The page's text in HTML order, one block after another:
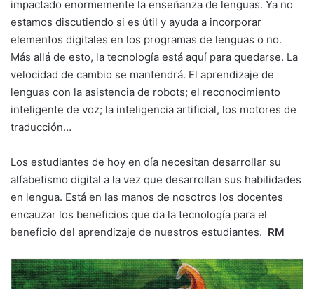
impactado enormemente la enseñanza de lenguas. Ya no
estamos discutiendo si es útil y ayuda a incorporar
elementos digitales en los programas de lenguas o no.
Más allá de esto, la tecnología está aquí para quedarse. La
velocidad de cambio se mantendrá. El aprendizaje de
lenguas con la asistencia de robots; el reconocimiento
inteligente de voz; la inteligencia artificial, los motores de
traducción…
Los estudiantes de hoy en día necesitan desarrollar su
alfabetismo digital a la vez que desarrollan sus habilidades
en lengua. Está en las manos de nosotros los docentes
encauzar los beneficios que da la tecnología para el
beneficio del aprendizaje de nuestros estudiantes. RM